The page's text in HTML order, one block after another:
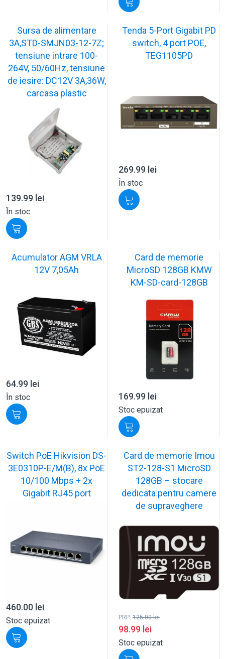
Sursa de alimentare
3A,STD-SMJN03-12-7Z;
tensiune intrare 100-
264V, 50/60Hz, tensiune
de iesire: DC12V 3A,36W,
carcasa plastic
139.99 lei
În stoc
Tenda 5-Port Gigabit PD
switch, 4 port POE,
TEG1105PD
269.99 lei
În stoc
Acumulator AGM VRLA
12V 7,05Ah
64.99 lei
În stoc
Card de memorie
MicroSD 128GB KMW
KM-SD-card-128GB
169.99 lei
Stoc epuizat
Switch PoE Hikvision DS-
3E0310P-E/M(B), 8x PoE
10/100 Mbps + 2x
Gigabit RJ45 port
460.00 lei
Stoc epuizat
Card de memorie Imou
ST2-128-S1 MicroSD
128GB – stocare
dedicata pentru camere
de supraveghere
PRP: 125.00lei
98.99 lei
Stoc epuizat